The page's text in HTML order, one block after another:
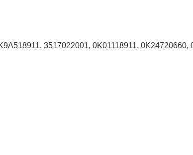
3517022001, 0K01118911,